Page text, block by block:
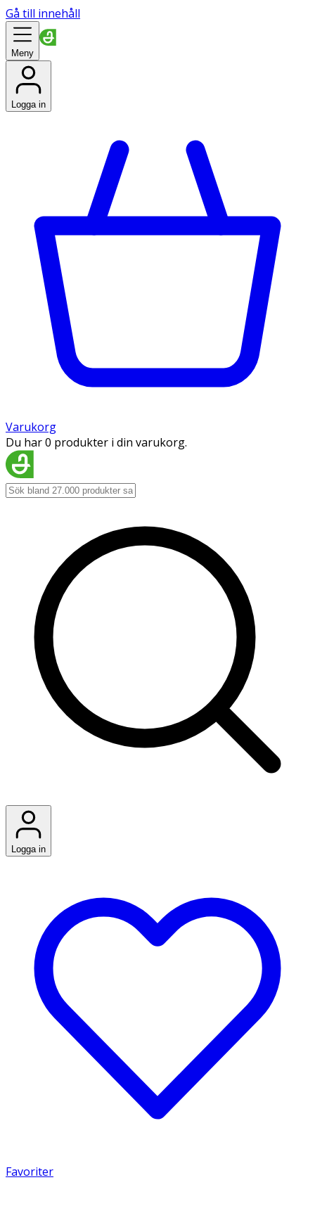
Gå till innehåll
Meny
Logga in
Varukorg
Du har 0 produkter i din varukorg.
Logga in
Favoriter